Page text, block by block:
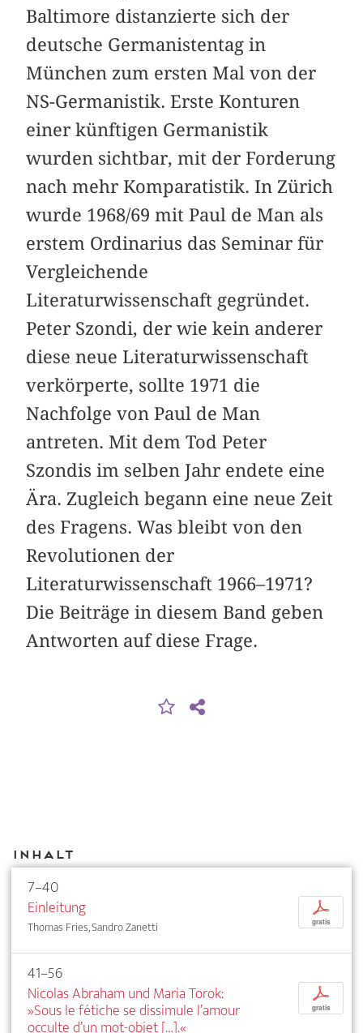
Baltimore distanzierte sich der
deutsche Germanistentag in
München zum ersten Mal von der
NS-Germanistik. Erste Konturen
einer künftigen Germanistik
wurden sichtbar, mit der Forderung
nach mehr Komparatistik. In Zürich
wurde 1968/69 mit Paul de Man als
erstem Ordinarius das Seminar für
Vergleichende
Literaturwissenschaft gegründet.
Peter Szondi, der wie kein anderer
diese neue Literaturwissenschaft
verkörperte, sollte 1971 die
Nachfolge von Paul de Man
antreten. Mit dem Tod Peter
Szondis im selben Jahr endete eine
Ära. Zugleich begann eine neue Zeit
des Fragens. Was bleibt von den
Revolutionen der
Literaturwissenschaft 1966–1971?
Die Beiträge in diesem Band geben
Antworten auf diese Frage.
Inhalt
7–40
Einleitung
Thomas Fries, Sandro Zanetti
p
gratis
41–56
Nicolas Abraham und Maria Torok:
»Sous le fétiche se dissimule l’amour
occulte d’un mot-objet […].«
p
gratis